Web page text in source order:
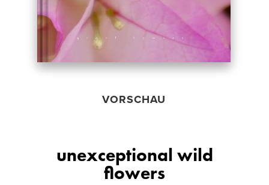
VORSCHAU
unexceptional wild
flowers